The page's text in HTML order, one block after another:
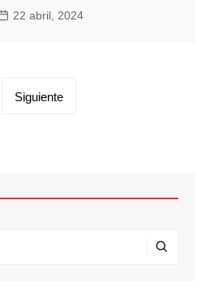
22 abril, 2024
Siguiente